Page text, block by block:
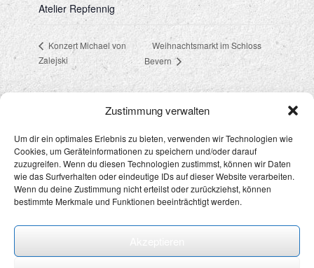
Zustimmung verwalten
Um dir ein optimales Erlebnis zu bieten, verwenden wir Technologien wie
Cookies, um Geräteinformationen zu speichern und/oder darauf
zuzugreifen. Wenn du diesen Technologien zustimmst, können wir Daten
wie das Surfverhalten oder eindeutige IDs auf dieser Website verarbeiten.
Wenn du deine Zustimmung nicht erteilst oder zurückziehst, können
bestimmte Merkmale und Funktionen beeinträchtigt werden.
Atelier Repfennig
Konzert Michael von
Zalejski
Weihnachtsmarkt im Schloss
Bevern
Datenschutz&Impressum